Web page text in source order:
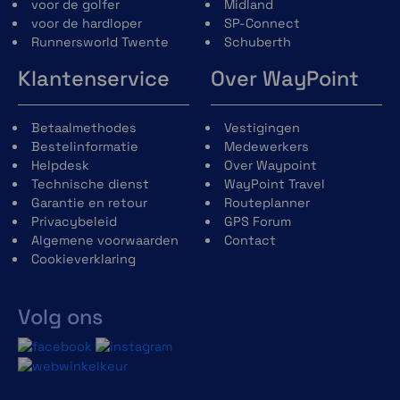
voor de golfer
voor de hardloper
Runnersworld Twente
Midland
SP-Connect
Schuberth
Klantenservice
Betaalmethodes
Bestelinformatie
Helpdesk
Technische dienst
Garantie en retour
Privacybeleid
Algemene voorwaarden
Cookieverklaring
Volg ons
Over WayPoint
Vestigingen
Medewerkers
Over Waypoint
WayPoint Travel
Routeplanner
GPS Forum
Contact